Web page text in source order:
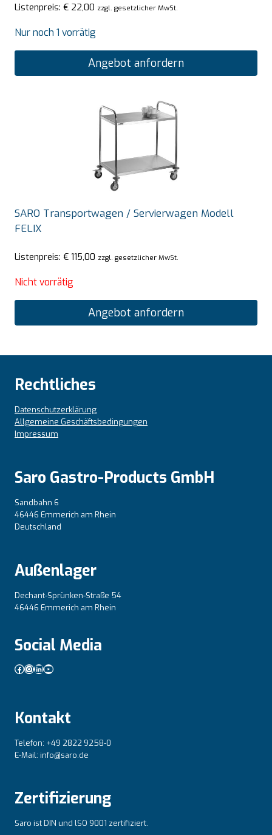
Listenpreis: € 22,00 zzgl. gesetzlicher MwSt.
Nur noch 1 vorrätig
Angebot anfordern
SARO Transportwagen / Servierwagen Modell
FELIX
Listenpreis: € 115,00 zzgl. gesetzlicher MwSt.
Nicht vorrätig
Angebot anfordern
Rechtliches
Datenschutzerklärung
Allgemeine Geschäftsbedingungen
Impressum
Saro Gastro-Products GmbH
Sandbahn 6
46446 Emmerich am Rhein
Deutschland
Außenlager
Dechant-Sprünken-Straße 54
46446 Emmerich am Rhein
Social Media
Facebook
Instagram
LinkedIn
YouTube
Kontakt
Telefon: +49 2822 9258-0
E-Mail: info@saro.de
Zertifizierung
Saro ist DIN und lSO 9001 zertifiziert.